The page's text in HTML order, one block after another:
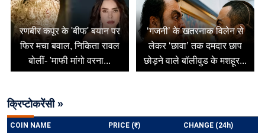
रणबीर कपूर के 'बीफ' बयान पर
फिर मचा बवाल, निकिता रावल
बोलीं- 'माफी मांगो वरना...
‘गजनी’ के खतरनाक विलेन से
लेकर ‘छावा’ तक दमदार छाप
छोड़ने वाले बॉलीवुड के मशहूर...
क्रिप्टोकरेंसी »